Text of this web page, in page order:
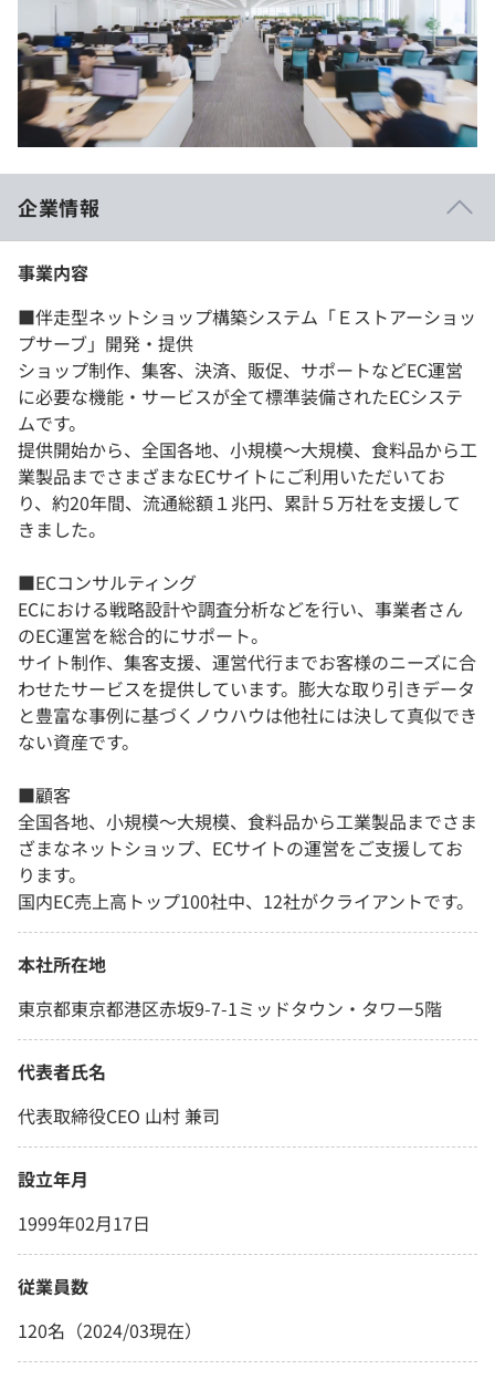
企業情報
事業内容
■伴走型ネットショップ構築システム「Ｅストアーショッ
プサーブ」開発・提供
ショップ制作、集客、決済、販促、サポートなどEC運営
に必要な機能・サービスが全て標準装備されたECシステ
ムです。
提供開始から、全国各地、小規模～大規模、食料品から工
業製品までさまざまなECサイトにご利用いただいてお
り、約20年間、流通総額１兆円、累計５万社を支援して
きました。
■ECコンサルティング
ECにおける戦略設計や調査分析などを行い、事業者さん
のEC運営を総合的にサポート。
サイト制作、集客支援、運営代行までお客様のニーズに合
わせたサービスを提供しています。膨大な取り引きデータ
と豊富な事例に基づくノウハウは他社には決して真似でき
ない資産です。
■顧客
全国各地、小規模～大規模、食料品から工業製品までさま
ざまなネットショップ、ECサイトの運営をご支援してお
ります。
国内EC売上高トップ100社中、12社がクライアントです。
本社所在地
東京都東京都港区赤坂9-7-1ミッドタウン・タワー5階
代表者氏名
代表取締役CEO 山村 兼司
設立年月
1999年02月17日
従業員数
120名（2024/03現在）